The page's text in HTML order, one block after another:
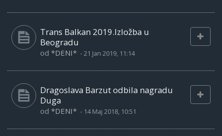
Trans Balkan 2019.Izložba u
Beogradu
od *DENI* -21 Jan 2019, 11:14
Dragoslava Barzut odbila nagradu
Duga
od *DENI* - 14 Maj 2018, 10:51